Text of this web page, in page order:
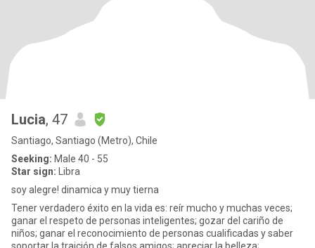
Lucia, 47
Santiago, Santiago (Metro), Chile
Seeking: Male 40 - 55
Star sign: Libra
soy alegre! dinamica y muy tierna
Tener verdadero éxito en la vida es: reír mucho y muchas veces;
ganar el respeto de personas inteligentes; gozar del cariño de
niños; ganar el reconocimiento de personas cualificadas y saber